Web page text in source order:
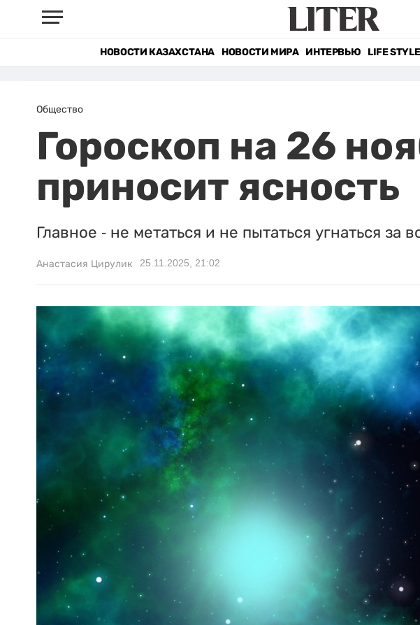
НОВОСТИ КАЗАХСТАНА НОВОСТИ МИРА ИНТЕРВЬЮ LIFE STYLE
Общество
Гороскоп на 26
приносит ясность
Главное - не метаться и не пытаться угнаться за
Анастасия Цирулик 25.11.2025, 21:02